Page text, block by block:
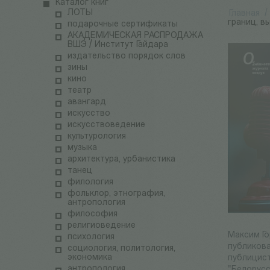
Каталог книг
ЛОТЫ
подарочные сертификаты
АКАДЕМИЧЕСКАЯ РАСПРОДАЖА
ВШЭ / Институт Гайдара
издательство порядок слов
зины
кино
театр
авангард
искусство
искусствоведение
культурология
музыка
архитектура, урбанистика
танец
филология
фольклор, этнография,
антропология
философия
религиоведение
психология
социология, политология,
экономика
границ,
Максим